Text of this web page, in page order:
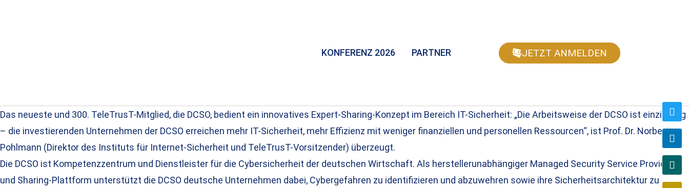
KONFERENZ 2026 PARTNER JETZT ANMELDEN
Das neueste und 300. TeleTrusT-Mitglied, die DCSO, bedient ein innovatives Expert-Sharing-Konzept im Bereich IT-Sicherheit: „Die Arbeitsweise der DCSO ist einzigartig
– die investierenden Unternehmen der DCSO erreichen mehr IT-Sicherheit, mehr Effizienz mit weniger finanziellen und personellen Ressourcen“, ist Prof. Dr. Norbert
Pohlmann (Direktor des Instituts für Internet-Sicherheit und TeleTrusT-Vorsitzender) überzeugt.
Die DCSO ist Kompetenzzentrum und Dienstleister für die Cybersicherheit der deutschen Wirtschaft. Als herstellerunabhängiger Managed Security Service Provider
und Sharing-Plattform unterstützt die DCSO deutsche Unternehmen dabei, Cybergefahren zu identifizieren und abzuwehren sowie ihre Sicherheitsarchitektur zu